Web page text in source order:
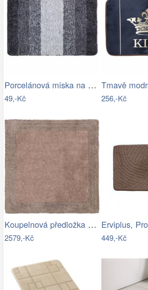
Porcelánová miska na creme brulee TORO…
49,-Kč 256,-Kč
Koupelnová předložka LUXOR
2579,-Kč 449,-Kč